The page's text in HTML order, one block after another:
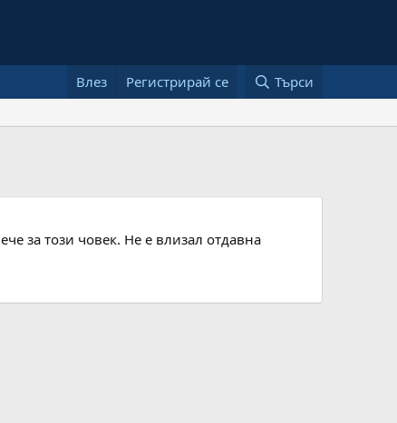
Влез Регистрирай се Търси
за този човек. Не е влизал отдавна